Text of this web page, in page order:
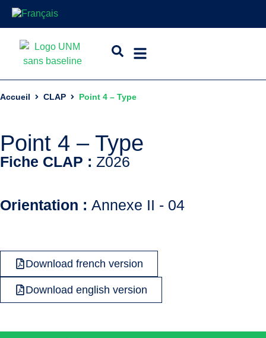
Accueil CLAP Point 4 – Type
Point 4 – Type
Fiche CLAP : Z026
Orientation : Annexe II - 04
Download french version
Download english version